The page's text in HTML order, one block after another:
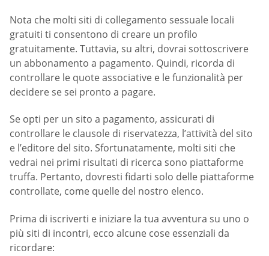
Nota che molti siti di collegamento sessuale locali
gratuiti ti consentono di creare un profilo
gratuitamente. Tuttavia, su altri, dovrai sottoscrivere
un abbonamento a pagamento. Quindi, ricorda di
controllare le quote associative e le funzionalità per
decidere se sei pronto a pagare.
Se opti per un sito a pagamento, assicurati di
controllare le clausole di riservatezza, l’attività del sito
e l’editore del sito. Sfortunatamente, molti siti che
vedrai nei primi risultati di ricerca sono piattaforme
truffa. Pertanto, dovresti fidarti solo delle piattaforme
controllate, come quelle del nostro elenco.
Prima di iscriverti e iniziare la tua avventura su uno o
più siti di incontri, ecco alcune cose essenziali da
ricordare: